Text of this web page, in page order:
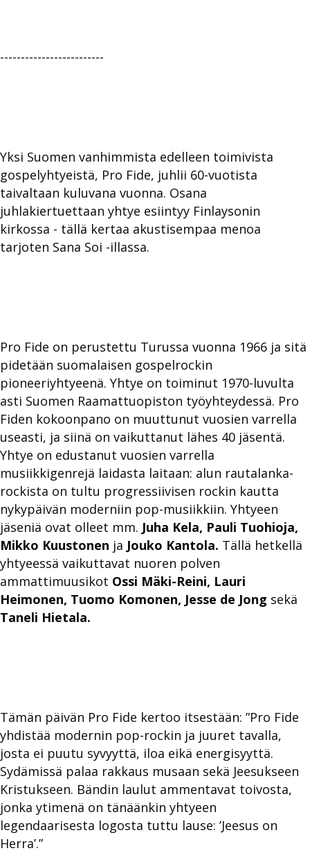
-------------------------
Yksi Suomen vanhimmista edelleen toimivista
gospelyhtyeistä, Pro Fide, juhlii 60-vuotista
taivaltaan kuluvana vuonna. Osana
juhlakiertuettaan yhtye esiintyy Finlaysonin
kirkossa - tällä kertaa akustisempaa menoa
tarjoten Sana Soi -illassa.
Pro Fide on perustettu Turussa vuonna 1966 ja sitä
pidetään suomalaisen gospelrockin
pioneeriyhtyeenä. Yhtye on toiminut 1970-luvulta
asti Suomen Raamattuopiston työyhteydessä. Pro
Fiden kokoonpano on muuttunut vuosien varrella
useasti, ja siinä on vaikuttanut lähes 40 jäsentä.
Yhtye on edustanut vuosien varrella
musiikkigenrejä laidasta laitaan: alun rautalanka-
rockista on tultu progressiivisen rockin kautta
nykypäivän moderniin pop-musiikkiin. Yhtyeen
jäseniä ovat olleet mm. Juha Kela, Pauli Tuohioja,
Mikko Kuustonen ja Jouko Kantola. Tällä hetkellä
yhtyeessä vaikuttavat nuoren polven
ammattimuusikot Ossi Mäki-Reini, Lauri
Heimonen, Tuomo Komonen, Jesse de Jong sekä
Taneli Hietala.
Tämän päivän Pro Fide kertoo itsestään: ”Pro Fide
yhdistää modernin pop-rockin ja juuret tavalla,
josta ei puutu syvyyttä, iloa eikä energisyyttä.
Sydämissä palaa rakkaus musaan sekä Jeesukseen
Kristukseen. Bändin laulut ammentavat toivosta,
jonka ytimenä on tänäänkin yhtyeen
legendaarisesta logosta tuttu lause: ’Jeesus on
Herra’.”